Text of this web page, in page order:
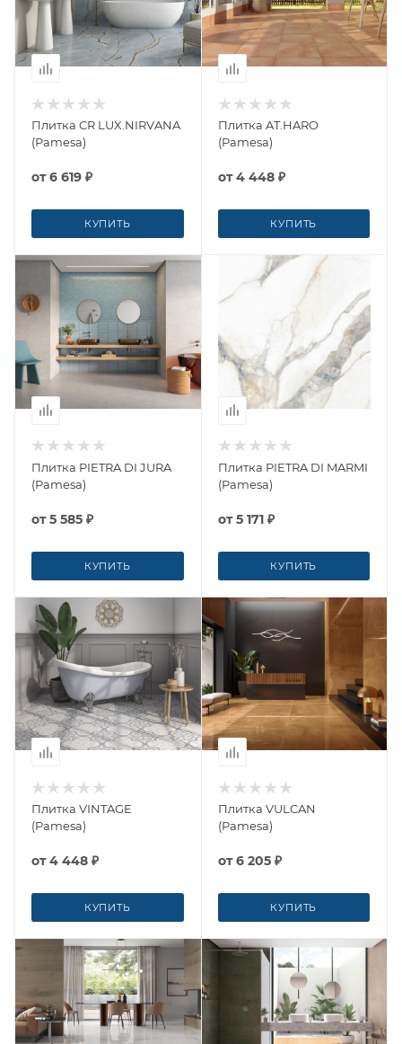
Плитка CR LUX.NIRVANA
(Pamesa)
от6 619 ₽
КУПИТЬ
Плитка AT.HARO
(Pamesa)
от4 448 ₽
КУПИТЬ
Плитка PIETRA DI JURA
(Pamesa)
от5 585 ₽
КУПИТЬ
Плитка PIETRA DI MARMI
(Pamesa)
от5 171 ₽
КУПИТЬ
Плитка VINTAGE
(Pamesa)
от4 448 ₽
КУПИТЬ
Плитка VULCAN
(Pamesa)
от6 205 ₽
КУПИТЬ